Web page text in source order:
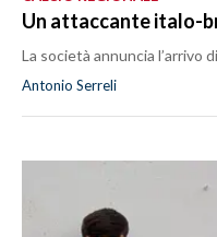
Un attaccante italo-
La società annuncia l’arrivo
Antonio Serreli